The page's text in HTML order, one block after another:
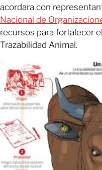
acordara con
Nacional de
recursos para fortalecer
Trazabilidad Animal.